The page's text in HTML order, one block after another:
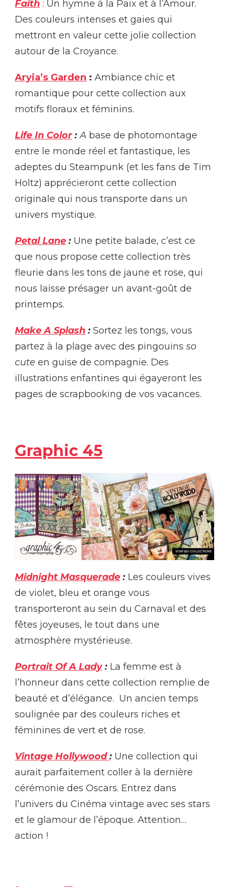
Faith : Un hymne à la Paix et à l’Amour.
Des couleurs intenses et gaies qui
mettront en valeur cette jolie collection
autour de la Croyance.
Aryia’s Garden : Ambiance chic et
romantique pour cette collection aux
motifs floraux et féminins.
Life In Color:A base de photomontage
entre le monde réel et fantastique, les
adeptes du Steampunk (et les fans de Tim
Holtz) apprécieront cette collection
originale qui nous transporte dans un
univers mystique.
Petal Lane : Une petite balade, c’est ce
que nous propose cette collection très
fleurie dans les tons de jaune et rose, qui
nous laisse présager un avant-goût de
printemps.
Make A Splash : Sortez les tongs, vous
partez à la plage avec des pingouins so
cute en guise de compagnie. Des
illustrations enfantines qui égayeront les
pages de scrapbooking de vos vacances.
Graphic 45
Midnight Masquerade : Les couleurs vives
de violet, bleu et orange vous
transporteront au sein du Carnaval et des
fêtes joyeuses, le tout dans une
atmosphère mystérieuse.
Portrait Of A Lady: La femme est à
l’honneur dans cette collection remplie de
beauté et d’élégance. Un ancien temps
soulignée par des couleurs riches et
féminines de vert et de rose.
Vintage Hollywood: Une collection qui
aurait parfaitement coller à la dernière
cérémonie des Oscars. Entrez dans
l’univers du Cinéma vintage avec ses stars
et le glamour de l’époque. Attention…
action !